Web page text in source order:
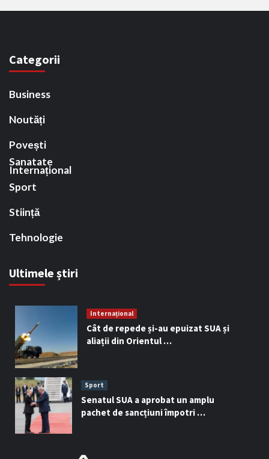
Categorii
Business
Noutăți
Povești
Internațional
Sanatate
Sport
Stiință
Tehnologie
Ultimele știri
Internațional
Cât de repede și-au epuizat SUA și
aliații din Orientul …
Sport
Senatul SUA a aprobat un amplu
pachet de sancțiuni împotri …